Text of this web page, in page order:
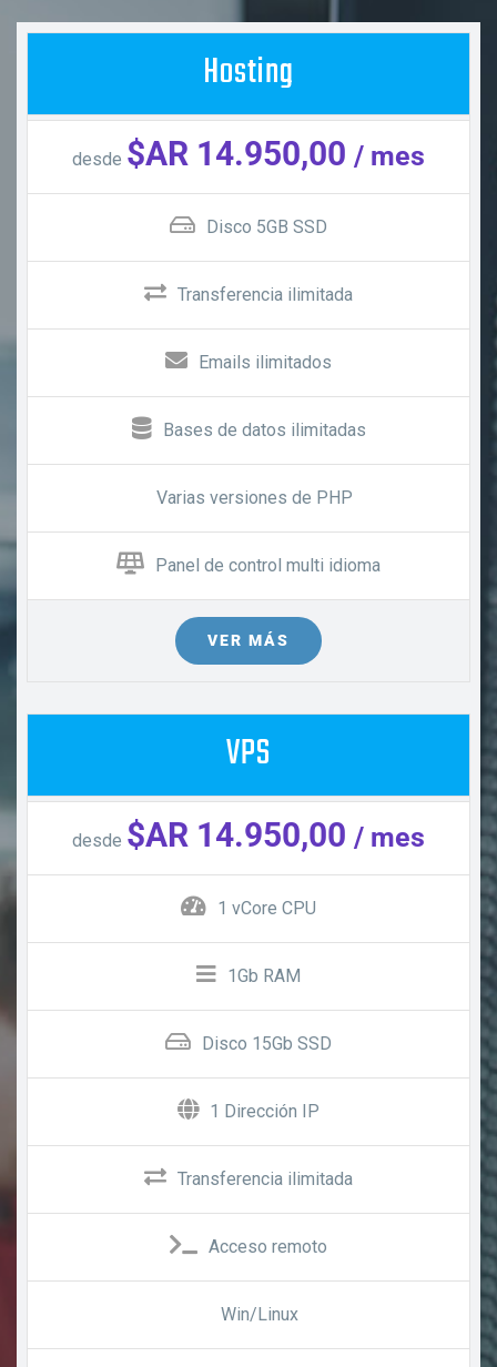
Hosting
desde $AR 14.950,00 / mes
Disco 5GB SSD
Transferencia ilimitada
Emails ilimitados
Bases de datos ilimitadas
Varias versiones de PHP
Panel de control multi idioma
VER MÁS
VPS
desde $AR 14.950,00 / mes
1 vCore CPU
1Gb RAM
Disco 15Gb SSD
1 Dirección IP
Transferencia ilimitada
Acceso remoto
Win/Linux